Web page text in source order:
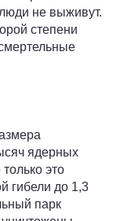
не выживут.
степени
ядерных
это
гибели до 1,3
парк